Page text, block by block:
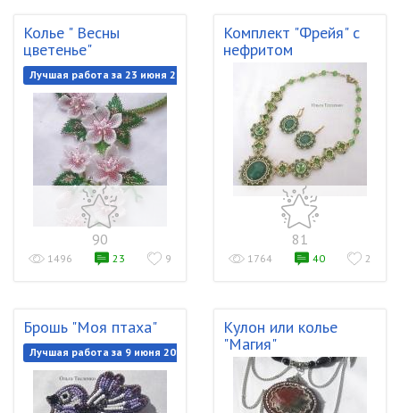
Колье " Весны
цветенье"
Лучшая работа за 23 июня 2018
90
1496 23 9
Комплект "Фрейя" с
нефритом
81
1764 40 2
Брошь "Моя птаха"
Лучшая работа за 9 июня 2018
Кулон или колье
"Магия"